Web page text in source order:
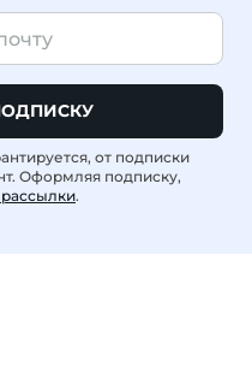
от подписки
Оформляя подписку,
.